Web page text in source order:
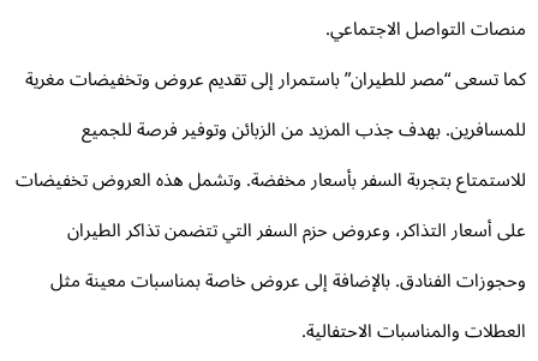
التواصل الاجتماعي.
تسعى “مصر للطيران” باستمرار إلى تقديم عروض وتخفيضات مغرية
بهدف جذب المزيد من الزبائن وتوفير فرصة للجميع
بتجربة السفر بأسعار مخفضة. وتشمل هذه العروض تخفيضات
أسعار التذاكر، وعروض حزم السفر التي تتضمن تذاكر الطيران
الفنادق. بالإضافة إلى عروض خاصة بمناسبات معينة مثل
والمناسبات الاحتفالية.